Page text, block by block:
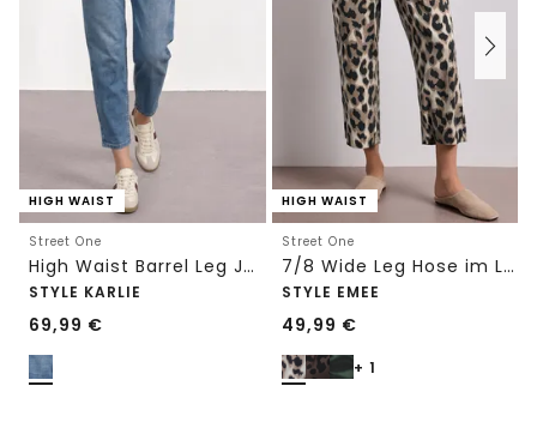
HIGH WAIST
Street One
High Waist Barrel Leg Jeans im Loose Fit
STYLE KARLIE
69,99 €
HIGH WAIST
Street One
7/8 Wide Leg Hose im Loose Fit mit Print
STYLE EMEE
49,99 €
+ 1